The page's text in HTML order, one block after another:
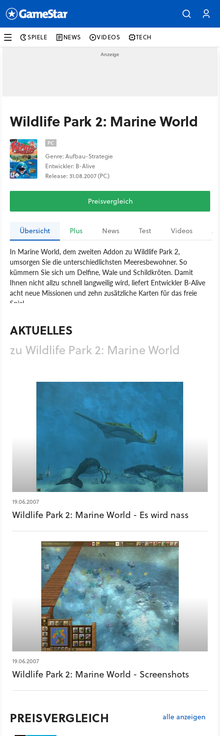
SPIELE NEWS VIDEOS TECH
Wildlife Park 2: Marine World
PC
Genre: Aufbau-Strategie
Entwickler: B-Alive
Release: 31.08.2007 (PC)
Preisvergleich
Übersicht Plus News Test Videos
In Marine World, dem zweiten Addon zu Wildlife Park 2,
umsorgen Sie die unterschiedlichsten Meeresbewohner. So
kümmern Sie sich um Delfine, Wale und Schildkröten. Damit
Ihnen nicht allzu schnell langweilig wird, liefert Entwickler B-Alive
acht neue Missionen und zehn zusätzliche Karten für das freie
Spiel.
B-Alive
Wildlife Park 2: Marine World
AKTUELLES
zu Wildlife Park 2: Marine World
19.06.2007
Wildlife Park 2: Marine World - Es wird nass
19.06.2007
Wildlife Park 2: Marine World - Screenshots
PREISVERGLEICH alle anzeigen